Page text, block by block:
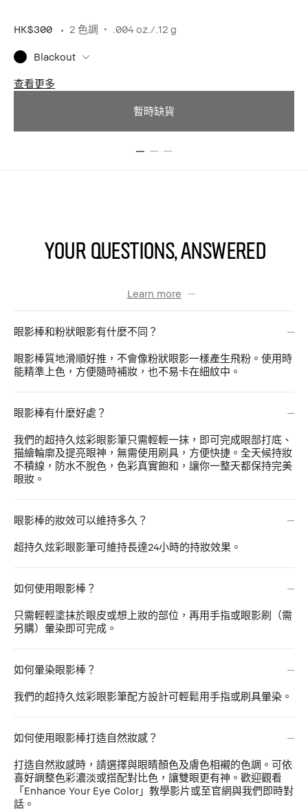
HK$300 2 色調 .004 oz./.12 g
Blackout
查看更多
暫時缺貨
YOUR QUESTIONS, ANSWERED
Learn more
眼影棒和粉狀眼影有什麼不同？
眼影棒質地滑順好推，不會像粉狀眼影一樣產生飛粉。使用時
能精準上色，方便隨時補妝，也不易卡在細紋中。
眼影棒有什麼好處？
我們的超持久炫彩眼影筆只需輕輕一抹，即可完成眼部打底、
描繪輪廓及提亮眼神，無需使用刷具，方便快捷。全天候持妝
不積線，防水不脫色，色彩真實飽和，讓你一整天都保持完美
眼妝。
眼影棒的妝效可以維持多久？
超持久炫彩眼影筆可維持長達24小時的持妝效果。
如何使用眼影棒？
只需輕輕塗抹於眼皮或想上妝的部位，再用手指或眼影刷（需
另購）暈染即可完成。
如何暈染眼影棒？
我們的超持久炫彩眼影筆配方設計可輕鬆用手指或刷具暈染。
如何使用眼影棒打造自然妝感？
打造自然妝感時，請選擇與眼睛顏色及膚色相襯的色調。可依
喜好調整色彩濃淡或搭配對比色，讓雙眼更有神。歡迎觀看
「Enhance Your Eye Color」教學影片或至官網與我們即時對
話。